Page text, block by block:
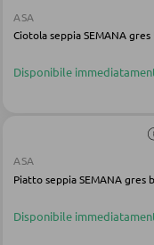
Specchi da
Specchi
Specchi
MOBILI
Sgabelli
ASA
Disponibile
ASA
Disponibile